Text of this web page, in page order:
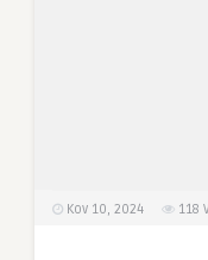
Kov 10, 2024 118